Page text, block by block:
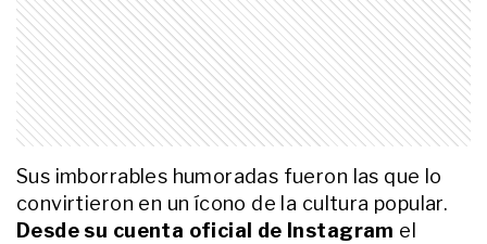
Sus imborrables humoradas fueron las que lo
convirtieron en un ícono de la cultura popular.
Desde su cuenta oficial de Instagram el
ACTUALIDAD
La maravillosa historia de Patricio
Noé Crom, “el humano” detrás del
streaming viral de títeres “Ta
bueno che”
ACTUALIDAD
De tirarse de la tribuna por River al
gesto de lealtad absoluta de
Diego Maradona: las mil y una
anécdotas de Walter Mateucci